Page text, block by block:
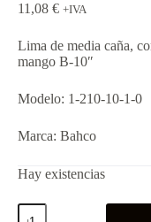
11,08 € +IVA
Lima de media caña,
mango B-10″
Modelo: 1-210-10-1-0
Marca: Bahco
Hay existencias